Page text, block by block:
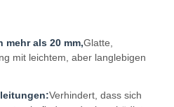
mehr als 20 mm,Glatte,
mit leichtem, aber langlebigen
Verhindert, dass sich